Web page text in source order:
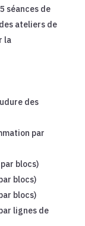
séances de
ateliers de
la
des
par
blocs)
blocs)
blocs)
lignes de